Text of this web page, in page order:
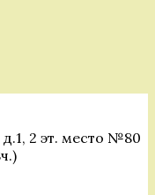
2 эт. место №80